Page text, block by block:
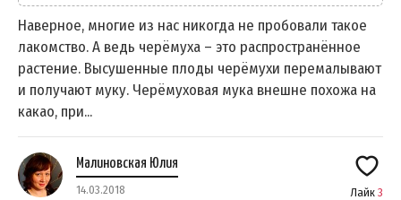
Наверное, многие из нас никогда не пробовали такое
лакомство. А ведь черёмуха – это распространённое
растение. Высушенные плоды черёмухи перемалывают
и получают муку. Черёмуховая мука внешне похожа на
какао, при...
Малиновская Юлия
14.03.2018 Лайк 3